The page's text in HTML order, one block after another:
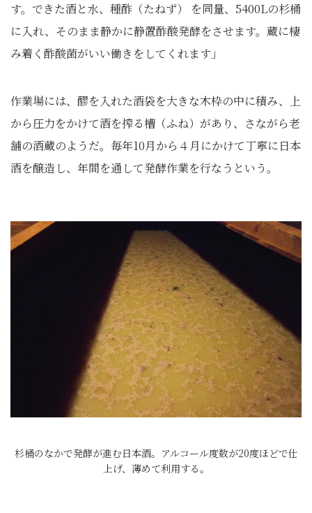
す。できた酒と水、種酢（たねず） を同量、5400Lの杉桶
に入れ、そのまま静かに静置酢酸発酵をさせます。蔵に棲
み着く酢酸菌がいい働きをしてくれます」
作業場には、醪を入れた酒袋を大きな木枠の中に積み、上
から圧力をかけて酒を搾る槽（ふね）があり、さながら老
舗の酒蔵のようだ。毎年10月から４月にかけて丁寧に日本
酒を醸造し、年間を通して発酵作業を行なうという。
杉桶のなかで発酵が進む日本酒。アルコール度数が20度ほどで仕
上げ、薄めて利用する。